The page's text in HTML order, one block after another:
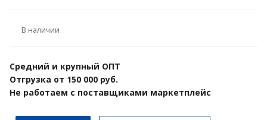
В наличии
Средний и крупный ОПТ
Отгрузка от 150 000 руб.
Не работаем с поставщиками маркетплейс